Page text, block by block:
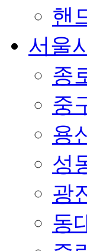
핸
서울
종
중
용
성
광
동